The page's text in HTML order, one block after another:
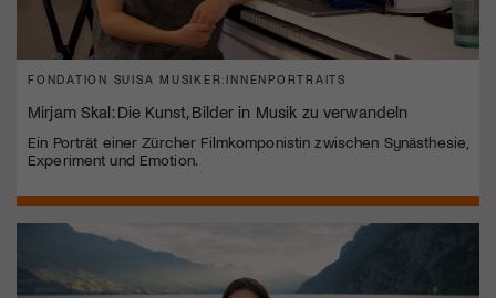
FONDATION SUISA MUSIKER:INNENPORTRAITS
Mirjam Skal: Die Kunst, Bilder in Musik zu verwandeln
Ein Porträt einer Zürcher Filmkomponistin zwischen Synästhesie,
Experiment und Emotion.